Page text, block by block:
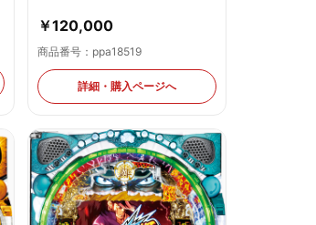
￥120,000
商品番号：ppa18519
詳細・購入ページへ